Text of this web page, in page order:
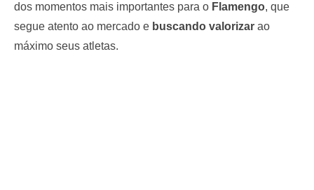
dos momentos mais importantes para o Flamengo, que
segue atento ao mercado e buscando valorizar ao
máximo seus atletas.